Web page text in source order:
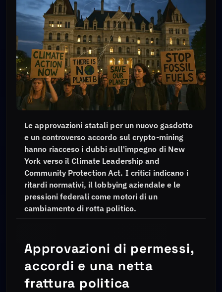
Le approvazioni statali per un nuovo gasdotto
e un controverso accordo sul crypto-mining
hanno riacceso i dubbi sull'impegno di New
York verso il Climate Leadership and
Community Protection Act. I critici indicano i
ritardi normativi, il lobbying aziendale e le
pressioni federali come motori di un
cambiamento di rotta politico.
Approvazioni di permessi,
accordi e una netta
frattura politica